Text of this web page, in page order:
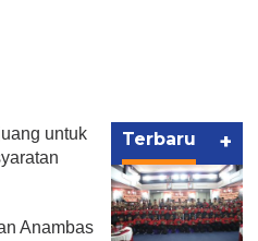
untuk
Anambas
Terbaru +